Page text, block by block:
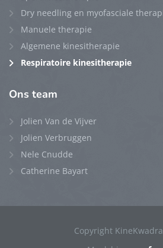
Dry needling en myofasciale
Manuele therapie
Algemene kinesitherapie
Respiratoire kinesitherapie
Ons team
Jolien Van de Vijver
Jolien Verbruggen
Nele Cnudde
Catherine Bayart
Copyright